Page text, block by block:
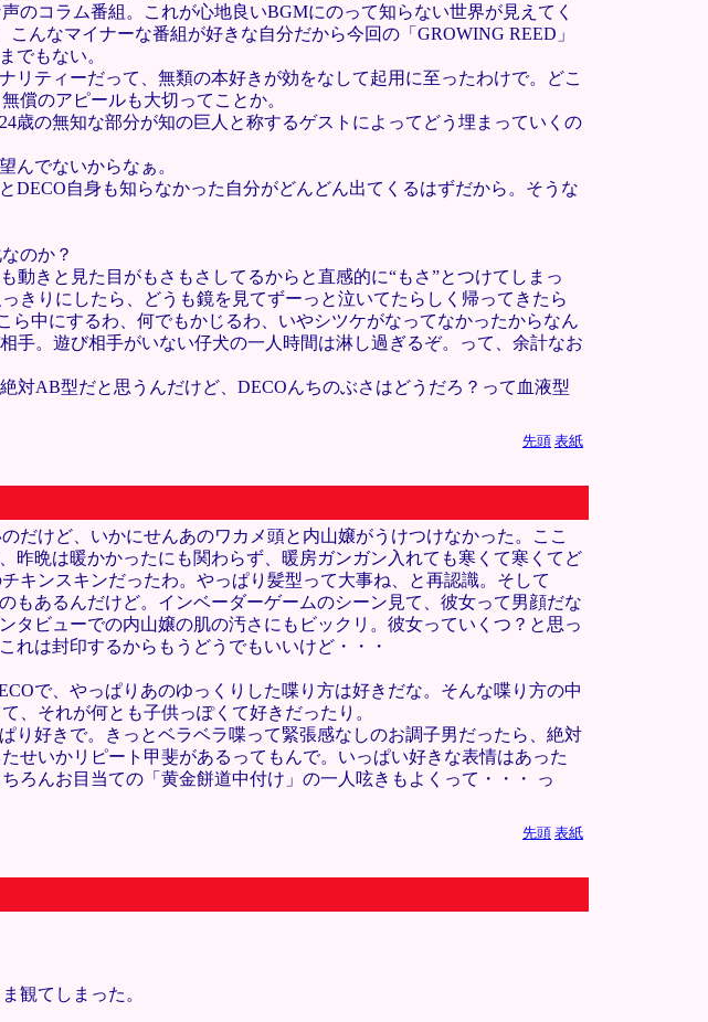
のコラム番組。これが心地良いBGMにのって知らない世界が見えてく
んなマイナーな番組が好きな自分だから今回の「GROWING REED」
でもない。
ティーだって、無類の本好きが効をなして起用に至ったわけで。どこ
償のアピールも大切ってことか。
歳の無知な部分が知の巨人と称するゲストによってどう埋まっていくの
んでないからなぁ。
DECO自身も知らなかった自分がどんどん出てくるはずだから。そうな
のか？
きと見た目がもさもさしてるからと直感的に“もさ”とつけてしまっ
きりにしたら、どうも鏡を見てずーっと泣いてたらしく帰ってきたら
中にするわ、何でもかじるわ、いやシツケがなってなかったからなん
手。遊び相手がいない仔犬の一人時間は淋し過ぎるぞ。って、余計なお
対AB型だと思うんだけど、DECOんちのぶさはどうだろ？って血液型
先頭 表紙
だけど、いかにせんあのワカメ頭と内山嬢がうけつけなかった。ここ
昨晩は暖かかったにも関わらず、暖房ガンガン入れても寒くて寒くてど
キンスキンだったわ。やっぱり髪型って大事ね、と再認識。そして
あるんだけど。インベーダーゲームのシーン見て、彼女って男顔だな
タビューでの内山嬢の肌の汚さにもビックリ。彼女っていくつ？と思っ
れは封印するからもうどうでもいいけど・・・
で、やっぱりあのゆっくりした喋り方は好きだな。そんな喋り方の中
、それが何とも子供っぽくて好きだったり。
り好きで。きっとベラベラ喋って緊張感なしのお調子男だったら、絶対
せいかリピート甲斐があるってもんで。いっぱい好きな表情はあった
ろんお目当ての「黄金餅道中付け」の一人呟きもよくって・・・ っ
先頭 表紙
観てしまった。